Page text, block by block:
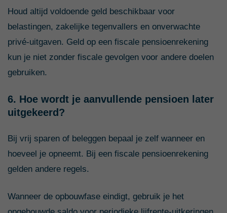
Houd altijd voldoende geld beschikbaar voor
belastingen, zakelijke tegenvallers en onverwachte
privé-uitgaven. Geld op een fiscale pensioenrekening
kun je niet zonder fiscale gevolgen voor andere doelen
gebruiken.
6. Hoe wordt je aanvullende pensioen later
uitgekeerd?
Bij vrij sparen of beleggen bepaal je zelf wanneer en
hoeveel je opneemt. Bij een fiscale pensioenrekening
gelden andere regels.
Wanneer de opbouwfase eindigt, gebruik je het